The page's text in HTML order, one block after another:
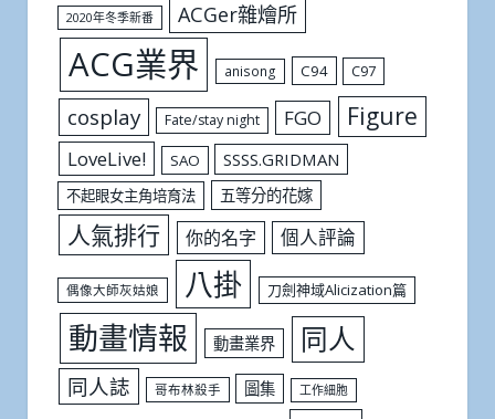
2020年冬季新番 ACGer雜燴所
ACG業界 anisong C94 C97
cosplay Fate/stay night FGO Figure
LoveLive! SAO SSSS.GRIDMAN
不起眼女主角培育法 五等分的花嫁
人氣排行 你的名字 個人評論
偶像大師灰姑娘 八掛 刀劍神域Alicization篇
動畫情報 動畫業界 同人
同人誌 哥布林殺手 圖集 工作細胞